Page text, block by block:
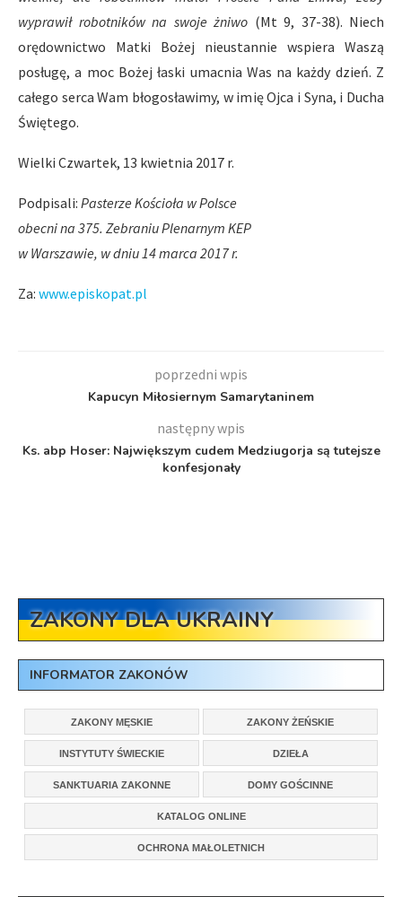
wyprawił robotników na swoje żniwo (Mt 9, 37-38). Niech
orędownictwo Matki Bożej nieustannie wspiera Waszą
posługę, a moc Bożej łaski umacnia Was na każdy dzień. Z
całego serca Wam błogosławimy, w imię Ojca i Syna, i Ducha
Świętego.
Wielki Czwartek, 13 kwietnia 2017 r.
Podpisali: Pasterze Kościoła w Polsce
obecni na 375. Zebraniu Plenarnym KEP
w Warszawie, w dniu 14 marca 2017 r.
Za: www.episkopat.pl
poprzedni wpis
Kapucyn Miłosiernym Samarytaninem
następny wpis
Ks. abp Hoser: Największym cudem Medziugorja są tutejsze
konfesjonały
ZAKONY DLA UKRAINY
INFORMATOR ZAKONÓW
ZAKONY MĘSKIE ZAKONY ŻEŃSKIE
INSTYTUTY ŚWIECKIE DZIEŁA
SANKTUARIA ZAKONNE DOMY GOŚCINNE
KATALOG ONLINE
OCHRONA MAŁOLETNICH